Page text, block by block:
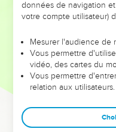
Au-dessus du ciel qui
quelque chose de
forme de trône ; et sur
comme une figure
Je vis encore comme
dedans duquel était cet
la forme de ses reins
comme une lumière
données de navigation
votre compte utilisateur)
Mesurer l'audience de
Vous permettre
vidéo, des cartes du
Vous permettre
relation aux utilisateurs.